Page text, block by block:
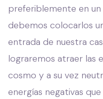
preferiblemente en
debemos colocarlos
entrada de nuestra
lograremos atraer las
cosmo y a su vez
energías negativas